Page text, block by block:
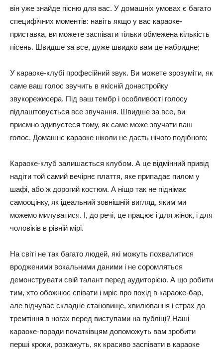
він уже знайде пісню для вас. У домашніх умовах є багато
специфічних моментів: навіть якщо у вас караоке-
приставка, ви можете заспівати тільки обмежена кількість
пісень. Швидше за все, дуже швидко вам це набридне;
У караоке-клубі професійний звук. Ви можете зрозуміти, як
саме ваш голос звучить в якісній донастройку
звукорежисера. Під ваш тембр і особливості голосу
підлаштовується все звучання. Швидше за все, ви
приємно здивуєтеся тому, як саме може звучати ваш
голос. Домашнє караоке ніколи не дасть нічого подібного;
Караоке-клуб залишається клубом. А це відмінний привід
надіти той самий вечірнє плаття, яке припадає пилом у
шафі, або ж дорогий костюм. А ніщо так не піднімає
самооцінку, як ідеальний зовнішній вигляд, яким ми
можемо милуватися. І, до речі, це працює і для жінок, і для
чоловіків в рівній мірі.
На світі не так багато людей, які можуть похвалитися
вродженими вокальними даними і не соромляться
демонструвати свій талант перед аудиторією. А що робити
тим, хто обожнює співати і мріє про похід в караоке-бар,
але відчуває складне становище, хвилювання і страх до
тремтіння в ногах перед виступами на публіці? Наші
караоке-поради початківцям допоможуть вам зробити
перші кроки, розкажуть, як красиво заспівати в караоке